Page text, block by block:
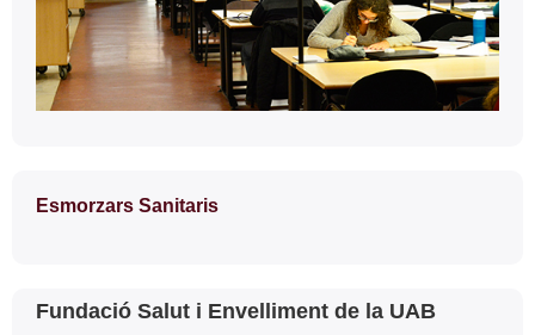
Esmorzars Sanitaris
Contacte
Fundació Salut i Envelliment de la UAB